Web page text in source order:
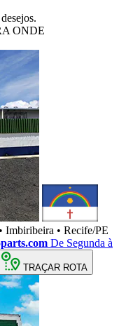
ONDE
Imbiribeira • Recife/PE
De Segunda à
TRAÇAR ROTA